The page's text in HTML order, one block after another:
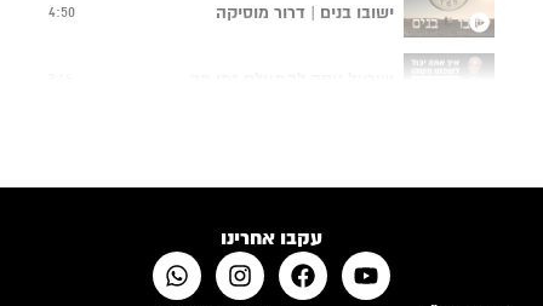
ישובו בנים | דרור מוסיקה 4:50
עקבו אחרינו